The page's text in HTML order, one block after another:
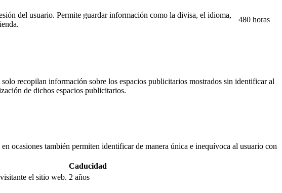
del usuario. Permite guardar información como la divisa, el idioma,
480 horas
recopilan información sobre los espacios publicitarios mostrados sin identificar al
de dichos espacios publicitarios.
ocasiones también permiten identificar de manera única e inequívoca al usuario con
Caducidad
el sitio web. 2 años